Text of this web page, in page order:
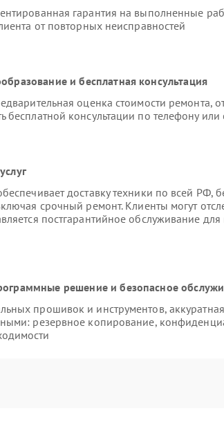
гарантия на выполненные
от повторных неисправностей
и бесплатная консультация
оценка стоимости ремонта,
бесплатной консультации по телефону или
доставку техники по всей РФ,
срочный ремонт. Клиенты могут
постгарантийное обслуживание
решение и безопасное
прошивок и инструментов,
резервное копирование,